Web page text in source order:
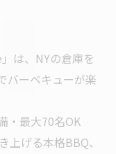
は、NYの倉庫を
バーベキューが楽
・最大70名OK
上げる本格BBQ、